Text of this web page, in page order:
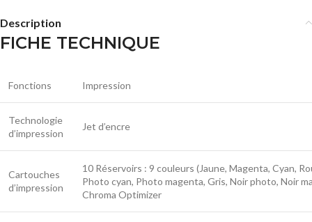
Description
FICHE TECHNIQUE
Fonctions Impression
Technologie
d’impression
Jet d’encre
Cartouches
d’impression
10 Réservoirs : 9 couleurs (Jaune, Magenta, Cyan,
Photo cyan, Photo magenta, Gris, Noir photo, Noir
Chroma Optimizer